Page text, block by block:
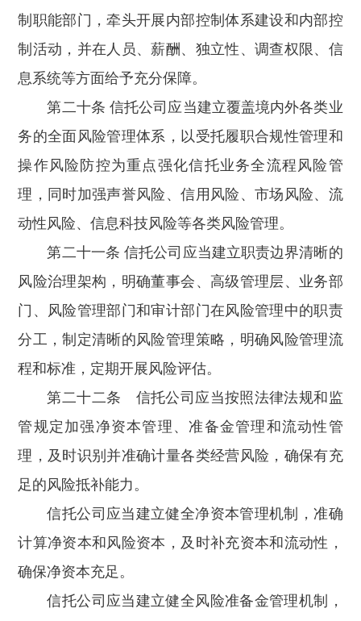
制职能部门，牵头开展内部控制体系建设和内部控
制活动，并在人员、薪酬、独立性、调查权限、信
息系统等方面给予充分保障。
第二十条 信托公司应当建立覆盖境内外各类业
务的全面风险管理体系，以受托履职合规性管理和
操作风险防控为重点强化信托业务全流程风险管
理，同时加强声誉风险、信用风险、市场风险、流
动性风险、信息科技风险等各类风险管理。
第二十一条 信托公司应当建立职责边界清晰的
风险治理架构，明确董事会、高级管理层、业务部
门、风险管理部门和审计部门在风险管理中的职责
分工，制定清晰的风险管理策略，明确风险管理流
程和标准，定期开展风险评估。
第二十二条 信托公司应当按照法律法规和监
管规定加强净资本管理、准备金管理和流动性管
理，及时识别并准确计量各类经营风险，确保有充
足的风险抵补能力。
信托公司应当建立健全净资本管理机制，准确
计算净资本和风险资本，及时补充资本和流动性，
确保净资本充足。
信托公司应当建立健全风险准备金管理机制，